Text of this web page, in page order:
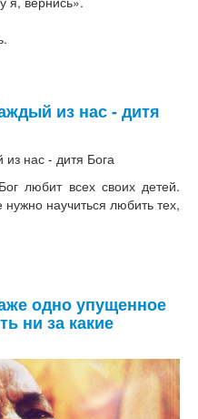
из нас - дитя
любит всех своих детей.
научиться любить тех,
одно упущенное
ни за какие